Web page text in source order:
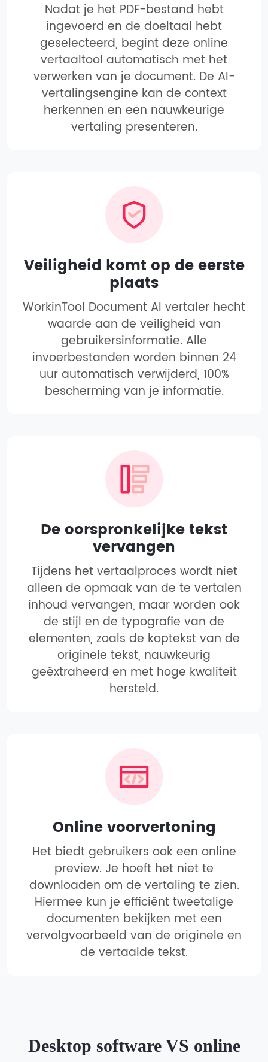
Nadat je het PDF-bestand hebt
ingevoerd en de doeltaal hebt
geselecteerd, begint deze online
vertaaltool automatisch met het
verwerken van je document. De AI-
vertalingsengine kan de context
herkennen en een nauwkeurige
vertaling presenteren.
Veiligheid komt op de eerste
plaats
WorkinTool Document AI vertaler hecht
waarde aan de veiligheid van
gebruikersinformatie. Alle
invoerbestanden worden binnen 24
uur automatisch verwijderd, 100%
bescherming van je informatie.
De oorspronkelijke tekst
vervangen
Tijdens het vertaalproces wordt niet
alleen de opmaak van de te vertalen
inhoud vervangen, maar worden ook
de stijl en de typografie van de
elementen, zoals de koptekst van de
originele tekst, nauwkeurig
geëxtraheerd en met hoge kwaliteit
hersteld.
Online voorvertoning
Het biedt gebruikers ook een online
preview. Je hoeft het niet te
downloaden om de vertaling te zien.
Hiermee kun je efficiënt tweetalige
documenten bekijken met een
vervolgvoorbeeld van de originele en
de vertaalde tekst.
Desktop software VS online